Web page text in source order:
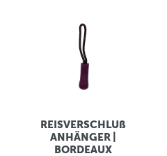
REISVERSCHLUß
ANHÄNGER |
BORDEAUX